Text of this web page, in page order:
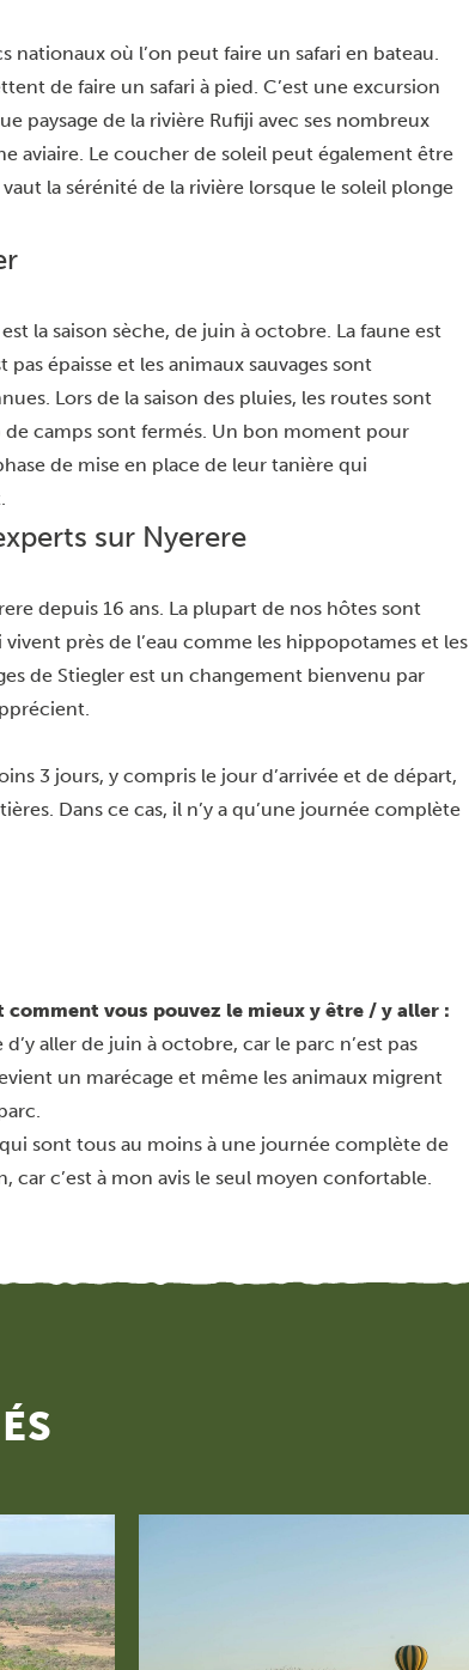
nationaux où l’on peut faire un safari en bateau.
de faire un safari à pied. C’est une excursion
paysage de la rivière Rufiji avec ses nombreux
aviaire. Le coucher de soleil peut également être
la sérénité de la rivière lorsque le soleil plonge
la saison sèche, de juin à octobre. La faune est
épaisse et les animaux sauvages sont
Lors de la saison des pluies, les routes sont
camps sont fermés. Un bon moment pour
de mise en place de leur tanière qui
sur Nyerere
depuis 16 ans. La plupart de nos hôtes sont
près de l’eau comme les hippopotames et les
de Stiegler est un changement bienvenu par
3 jours, y compris le jour d’arrivée et de départ,
Dans ce cas, il n’y a qu’une journée complète
vous pouvez le mieux y être / y aller :
aller de juin à octobre, car le parc n’est pas
un marécage et même les animaux migrent
sont tous au moins à une journée complète de
c’est à mon avis le seul moyen confortable.